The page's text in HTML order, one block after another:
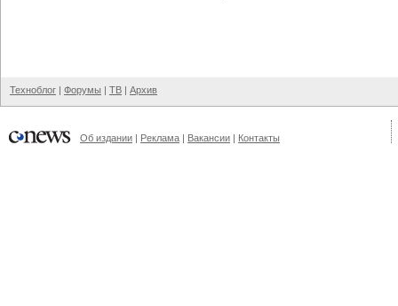
Техноблог | Форумы | ТВ | Архив
Об издании | Реклама | Вакансии | Контакты